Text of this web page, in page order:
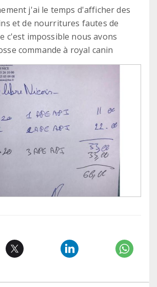
j'ai le temps d'afficher des
et de nourritures fautes de
c'est impossible nous avons
commande à royal canin